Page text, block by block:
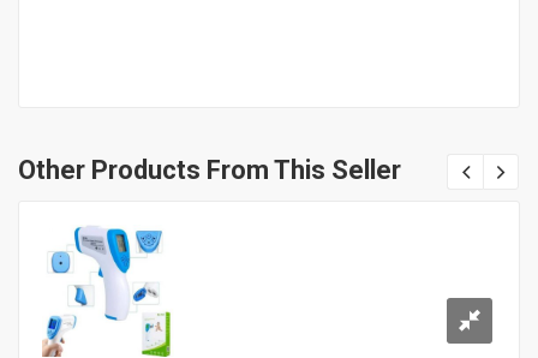
Other Products From This Seller